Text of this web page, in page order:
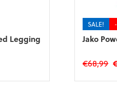
Legging
SALE!
Jako
€68,99
Dit